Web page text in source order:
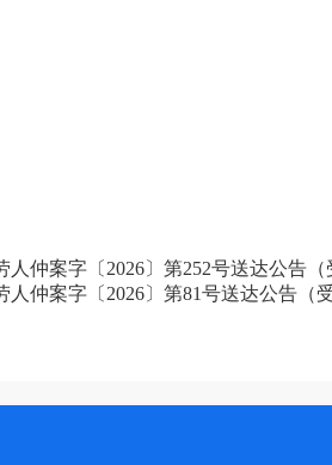
人仲案字〔2026〕第252号送达公告
人仲案字〔2026〕第81号送达公告（